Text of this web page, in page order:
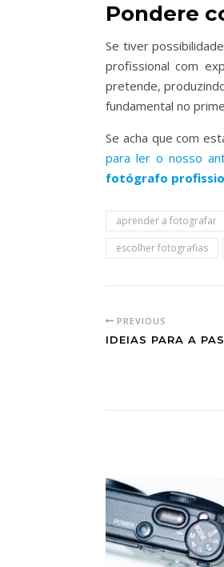
Pondere
Se tiver
profissional com
pretende,
fundamental no
Se acha que com
para ler o nosso
fotógrafo
aprender a fotografar
escolher fotografias
PREVIOUS
IDEIAS PARA A